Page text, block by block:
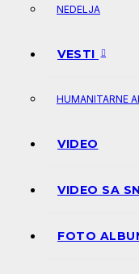
NEDELJA
VESTI
HUMANITARNE
VIDEO
VIDEO SA
FOTO